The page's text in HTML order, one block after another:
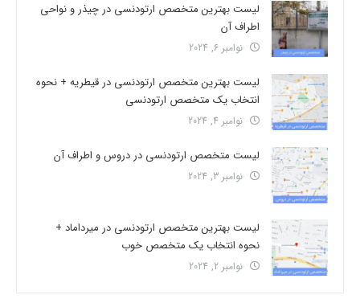
لیست بهترین متخصص ارتودنسی در چیذر و نواحی
اطراف آن
نوامبر 6, 2024
لیست بهترین متخصص ارتودنسی در قیطریه + نحوه
انتخاب یک متخصص ارتودنسی
نوامبر 4, 2024
لیست متخصص ارتودنسی در دروس و اطراف آن
نوامبر 3, 2024
لیست بهترین متخصص ارتودنسی در میرداماد +
نحوه انتخاب یک متخصص خوب
نوامبر 2, 2024